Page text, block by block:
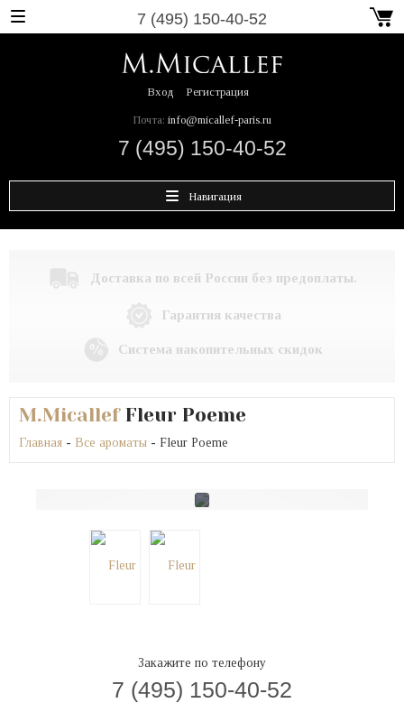
7 (495) 150-40-52
Вход Регистрация
Почта: info@micallef-paris.ru
7 (495) 150-40-52
Навигация
Доставка по всей России без предоплаты.
Гарантия качества
Система накопительных скидок
M.MicallefFleur Poeme
Главная - Все ароматы - Fleur Poeme
Закажите по телефону
7 (495) 150-40-52